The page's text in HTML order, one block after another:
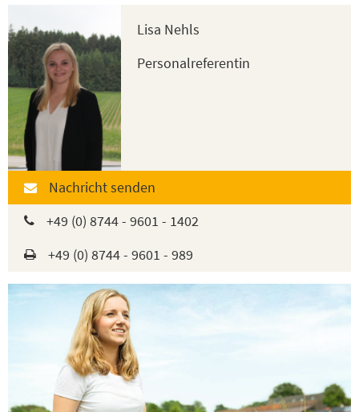
Lisa Nehls
Personalreferentin
Nachricht senden
+49 (0) 8744 - 9601 - 1402
+49 (0) 8744 - 9601 - 989